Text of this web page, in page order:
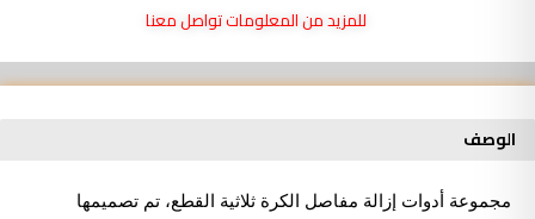
مفاصل
الكرة
القطع
للمزيد من المعلومات تواصل معنا
الوصف
مجموعة أدوات إزالة مفاصل الكرة ثلاثية القطع، تم تصميمها